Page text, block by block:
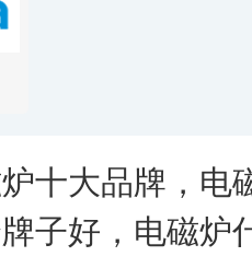
十大品牌，电
子好，电磁炉